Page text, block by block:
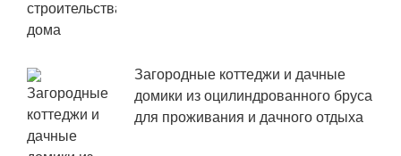
Загородные коттеджи и дачные
домики из оцилиндрованного бруса
для проживания и дачного отдыха